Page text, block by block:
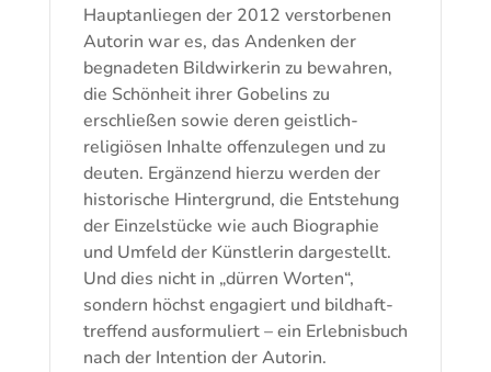
Hauptanliegen der 2012 verstorbenen
Autorin war es, das Andenken der
begnadeten Bildwirkerin zu bewahren,
die Schönheit ihrer Gobelins zu
erschließen sowie deren geistlich-
religiösen Inhalte offenzulegen und zu
deuten. Ergänzend hierzu werden der
historische Hintergrund, die Entstehung
der Einzelstücke wie auch Biographie
und Umfeld der Künstlerin dargestellt.
Und dies nicht in „dürren Worten“,
sondern höchst engagiert und bildhaft-
treffend ausformuliert – ein Erlebnisbuch
nach der Intention der Autorin.